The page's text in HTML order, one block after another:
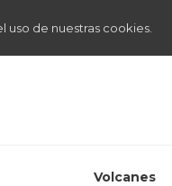
uso de nuestras cookies.
Volcanes